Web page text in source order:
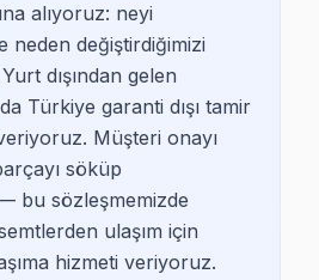
TV sahipleri, genellikle
genellikle tasarıma ve
Servis
sinema deneyimine
alıyoruz: neyi
neden değiştirdiğimizi
dışından gelen
Türkiye garanti dışı tamir
Müşteri onayı
söküp
bu sözleşmemizde
ulaşım için
hizmeti veriyoruz.